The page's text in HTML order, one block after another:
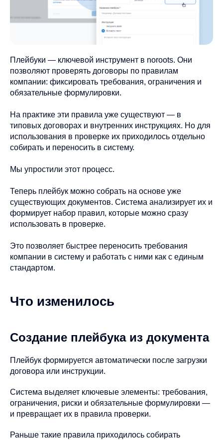
Плейбуки — ключевой инструмент в noroots. Они
позволяют проверять договоры по правилам
компании: фиксировать требования, ограничения и
обязательные формулировки.
На практике эти правила уже существуют — в
типовых договорах и внутренних инструкциях. Но для
использования в проверке их приходилось отдельно
собирать и переносить в систему.
Мы упростили этот процесс.
Теперь плейбук можно собрать на основе уже
существующих документов. Система анализирует их и
формирует набор правил, которые можно сразу
использовать в проверке.
Это позволяет быстрее переносить требования
компании в систему и работать с ними как с единым
стандартом.
Что изменилось
Создание плейбука из документа
Плейбук формируется автоматически после загрузки
договора или инструкции.
Система выделяет ключевые элементы: требования,
ограничения, риски и обязательные формулировки —
и превращает их в правила проверки.
Раньше такие правила приходилось собирать